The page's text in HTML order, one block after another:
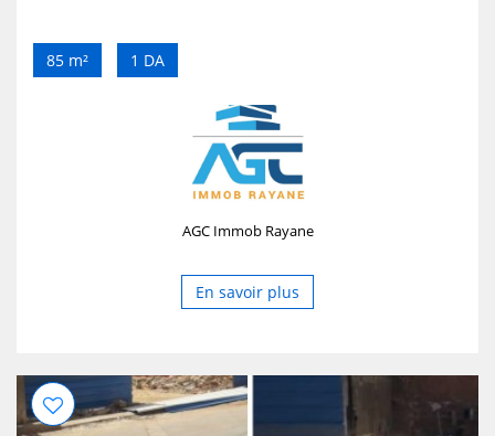
85 m² 1 DA
AGC Immob Rayane
En savoir plus